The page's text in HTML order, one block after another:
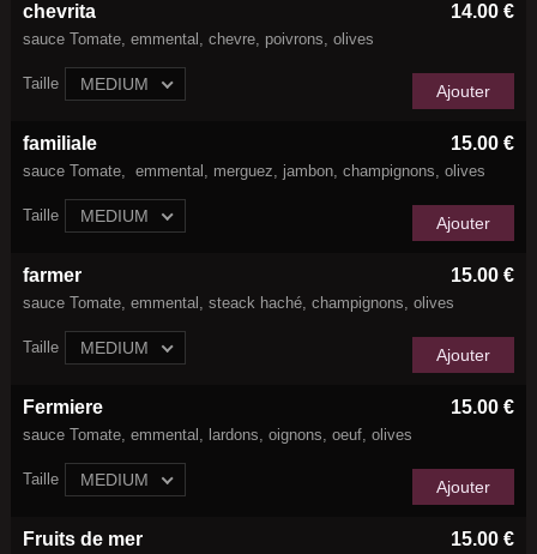
14.00 €
chevrita
sauce Tomate, emmental, chevre, poivrons, olives
Taille MEDIUM Ajouter
15.00 €
familiale
sauce Tomate, emmental, merguez, jambon, champignons, olives
Taille MEDIUM Ajouter
15.00 €
farmer
sauce Tomate, emmental, steack haché, champignons, olives
Taille MEDIUM Ajouter
15.00 €
Fermiere
sauce Tomate, emmental, lardons, oignons, oeuf, olives
Taille MEDIUM Ajouter
15.00 €
Fruits de mer